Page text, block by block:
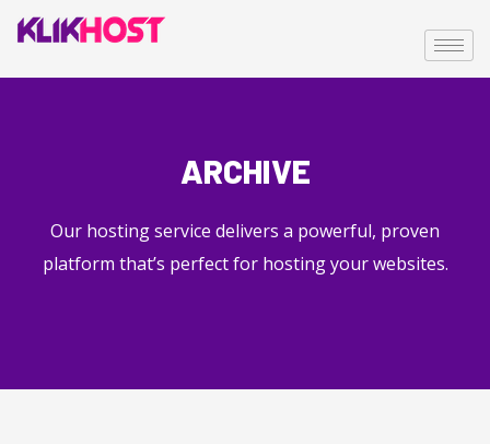
ARCHIVE
Our hosting service delivers a powerful, proven
platform that’s perfect for hosting your websites.